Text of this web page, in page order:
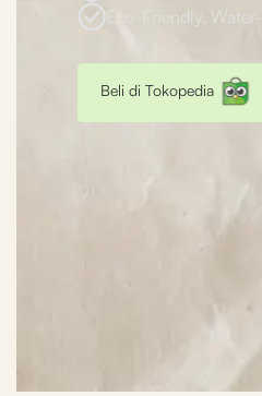
Eco-Friendly,
Beli di Tokopedia